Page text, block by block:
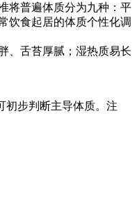
将普遍体质分为九种：平
饮食起居的体质个性化调
、舌苔厚腻；湿热质易长
初步判断主导体质。注